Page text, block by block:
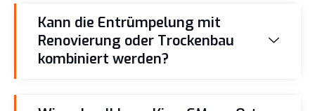
Kann die Entrümpelung mit
Renovierung oder Trockenbau
kombiniert werden?